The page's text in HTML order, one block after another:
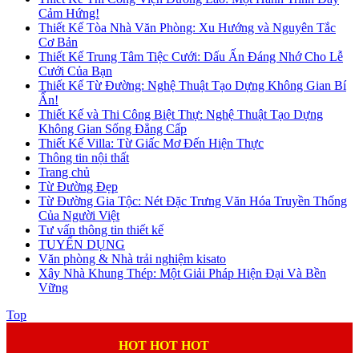
Cảm Hứng!
Thiết Kế Tòa Nhà Văn Phòng: Xu Hướng và Nguyên Tắc
Cơ Bản
Thiết Kế Trung Tâm Tiệc Cưới: Dấu Ấn Đáng Nhớ Cho Lễ
Cưới Của Bạn
Thiết Kế Từ Đường: Nghệ Thuật Tạo Dựng Không Gian Bí
Ẩn!
Thiết Kế và Thi Công Biệt Thự: Nghệ Thuật Tạo Dựng
Không Gian Sống Đẳng Cấp
Thiết Kế Villa: Từ Giấc Mơ Đến Hiện Thực
Thông tin nội thất
Trang chủ
Từ Đường Đẹp
Từ Đường Gia Tộc: Nét Đặc Trưng Văn Hóa Truyền Thống
Của Người Việt
Tư vấn thông tin thiết kế
TUYỂN DỤNG
Văn phòng & Nhà trải nghiệm kisato
Xây Nhà Khung Thép: Một Giải Pháp Hiện Đại Và Bền
Vững
Top
HOT HOT HOT